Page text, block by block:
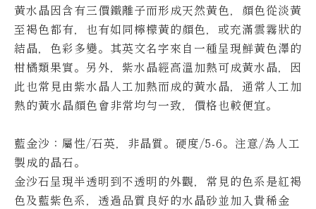
黃水晶因含有三價鐵離子而形成天然黃色，顏色從淡黃
至褐色都有，也有如同檸檬黃的顏色，或充滿雲霧狀的
結晶，色彩多變。 其英文名字來自一種呈現鮮黃色澤的
柑橘類果實。另外，紫水晶經高溫加熱可成黃水晶，因
此也常見由紫水晶人工加熱而成的黃水晶，通常人工加
熱的黃水晶顏色會非常均勻一致，價格也較便宜。
藍金沙：屬性/石英，非晶質。硬度/5-6。 注意/為人工
製成的晶石。
金沙石呈現半透明到不透明的外觀，常見的色系是紅褐
色及藍紫色系，透過品質良好的水晶砂並加入貴稀金